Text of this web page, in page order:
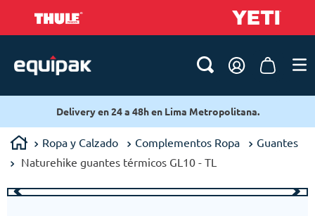
Delivery en 24 a 48h en Lima Metropolitana.
Ropa y Calzado Complementos Ropa
Guantes
Naturehike guantes térmicos GL10 - TL